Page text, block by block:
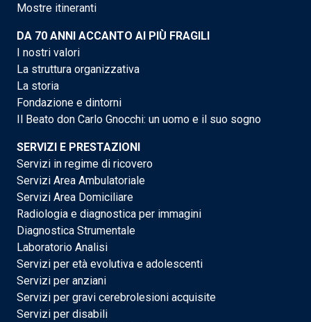
Mostre itineranti
DA 70 ANNI ACCANTO AI PIÙ FRAGILI
I nostri valori
La struttura organizzativa
La storia
Fondazione e dintorni
Il Beato don Carlo Gnocchi: un uomo e il suo sogno
SERVIZI E PRESTAZIONI
Servizi in regime di ricovero
Servizi Area Ambulatoriale
Servizi Area Domiciliare
Radiologia e diagnostica per immagini
Diagnostica Strumentale
Laboratorio Analisi
Servizi per età evolutiva e adolescenti
Servizi per anziani
Servizi per gravi cerebrolesioni acquisite
Servizi per disabili